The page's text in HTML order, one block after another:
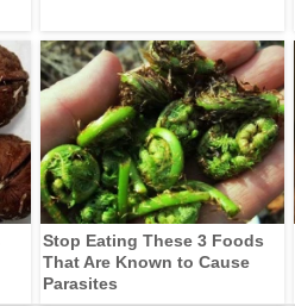
Stop Eating These 3 Foods
That Are Known to Cause
Parasites